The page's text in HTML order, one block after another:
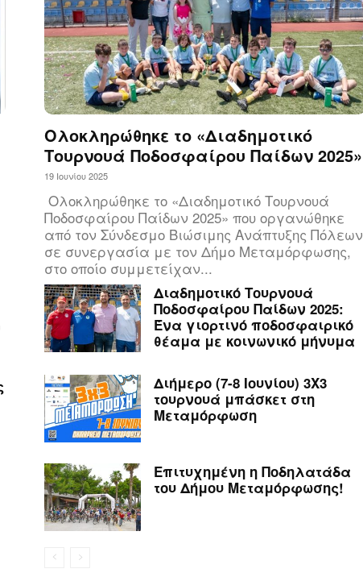
Ολοκληρώθηκε το «Διαδημοτικό
Τουρνουά Ποδοσφαίρου Παίδων 2025»
19 Ιουνίου 2025
Ολοκληρώθηκε το «Διαδημοτικό Τουρνουά
Ποδοσφαίρου Παίδων 2025» που οργανώθηκε
από τον Σύνδεσμο Βιώσιμης Ανάπτυξης Πόλεων
σε συνεργασία με τον Δήμο Μεταμόρφωσης,
στο οποίο συμμετείχαν...
Διαδημοτικό Τουρνουά
Ποδοσφαίρου Παίδων 2025:
Ένα γιορτινό ποδοσφαιρικό
θέαμα με κοινωνικό μήνυμα
Διήμερο (7-8 Ιουνίου) 3Χ3
τουρνουά μπάσκετ στη
Μεταμόρφωση
Επιτυχημένη η Ποδηλατάδα
του Δήμου Μεταμόρφωσης!